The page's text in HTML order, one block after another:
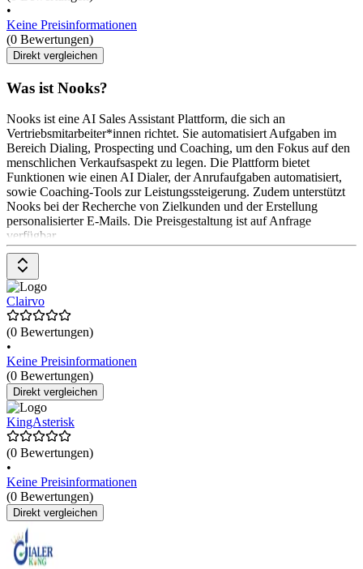
•
Keine Preisinformationen
(0 Bewertungen)
Direkt vergleichen
Was ist Nooks?
Nooks ist eine AI Sales Assistant Plattform, die sich an
Vertriebsmitarbeiter*innen richtet. Sie automatisiert Aufgaben im
Bereich Dialing, Prospecting und Coaching, um den Fokus auf den
menschlichen Verkaufsaspekt zu legen. Die Plattform bietet
Funktionen wie einen AI Dialer, der Anrufaufgaben automatisiert,
sowie Coaching-Tools zur Leistungssteigerung. Zudem unterstützt
Nooks bei der Recherche von Zielkunden und der Erstellung
personalisierter E-Mails. Die Preisgestaltung ist auf Anfrage
verfügbar.
Clairvo
(0 Bewertungen)
•
Keine Preisinformationen
(0 Bewertungen)
Direkt vergleichen
KingAsterisk
(0 Bewertungen)
•
Keine Preisinformationen
(0 Bewertungen)
Direkt vergleichen